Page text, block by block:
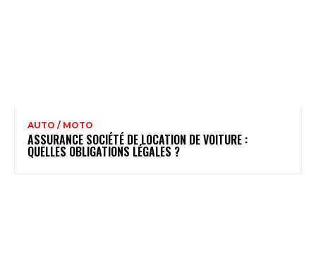
AUTO / MOTO
ASSURANCE SOCIÉTÉ DE LOCATION DE VOITURE :
QUELLES OBLIGATIONS LÉGALES ?